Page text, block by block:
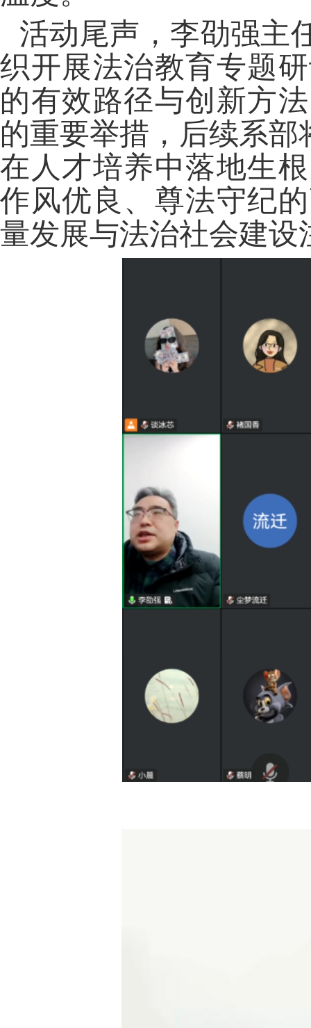
活动尾声，李劭强主
织开展法治教育专题
的有效路径与创新方
的重要举措，后续系部
在人才培养中落地生
作风优良、尊法守纪
量发展与法治社会建设